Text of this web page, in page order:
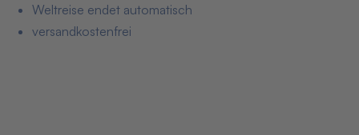
Weltreise endet automatisch
versandkostenfrei